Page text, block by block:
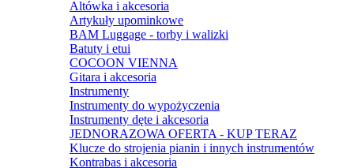
Altówka i akcesoria
Artykuły upominkowe
BAM Luggage - torby i walizki
Batuty i etui
COCOON VIENNA
Gitara i akcesoria
Instrumenty
Instrumenty do wypożyczenia
Instrumenty dęte i akcesoria
JEDNORAZOWA OFERTA - KUP TERAZ
Klucze do strojenia pianin i innych instrumentów
Kontrabas i akcesoria